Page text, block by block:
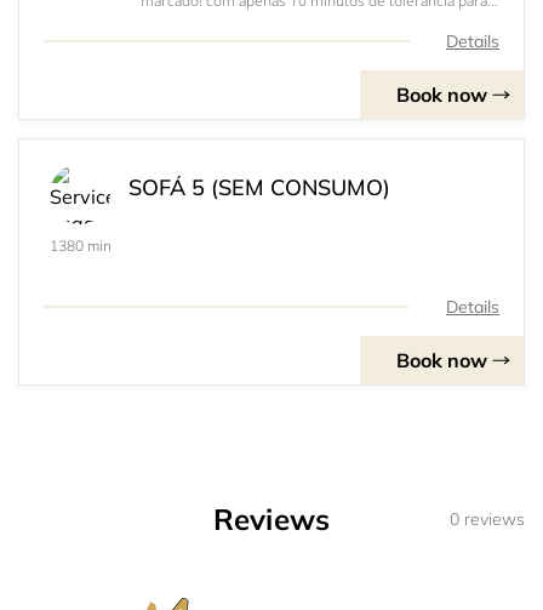
20:00CONSUMO R$ 80,00
Details
Book now
SOFÁ 5 (SEM CONSUMO)
1380 min
Details
Book now
Reviews 0 reviews